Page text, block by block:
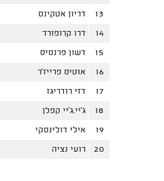
13 דריון אטקינס
14 דרו קרופורד
15 דשון פרנסיס
16 אוטיס פרייז'ר
17 דזי רודריגז
18 ג'יי.ג'יי קפלן
19 אילי דולינסקי
20 רועי נציה